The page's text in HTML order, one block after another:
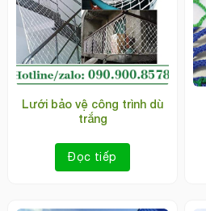
Lưới bảo vệ công trình dù
trắng
Đọc tiếp